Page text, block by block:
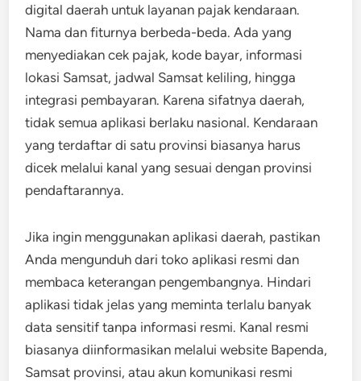
digital daerah untuk layanan pajak kendaraan.
Nama dan fiturnya berbeda-beda. Ada yang
menyediakan cek pajak, kode bayar, informasi
lokasi Samsat, jadwal Samsat keliling, hingga
integrasi pembayaran. Karena sifatnya daerah,
tidak semua aplikasi berlaku nasional. Kendaraan
yang terdaftar di satu provinsi biasanya harus
dicek melalui kanal yang sesuai dengan provinsi
pendaftarannya.
Jika ingin menggunakan aplikasi daerah, pastikan
Anda mengunduh dari toko aplikasi resmi dan
membaca keterangan pengembangnya. Hindari
aplikasi tidak jelas yang meminta terlalu banyak
data sensitif tanpa informasi resmi. Kanal resmi
biasanya diinformasikan melalui website Bapenda,
Samsat provinsi, atau akun komunikasi resmi